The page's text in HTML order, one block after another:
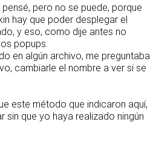
pero no se puede, porque
hay que poder desplegar el
y eso, como dije antes no
popups.
en algún archivo, me preguntaba
cambiarle el nombre a ver si se
este método que indicaron aquí,
sin que yo haya realizado ningún